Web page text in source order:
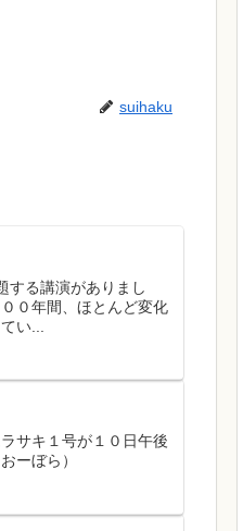
suihaku
する講演がありまし
０年間、ほとんど変化
い...
サキ１号が１０日午後
ーぼら）